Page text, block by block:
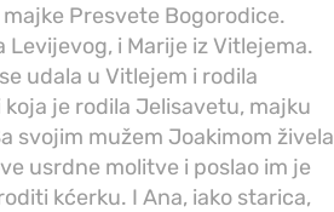
Presvete Bogorodice.
i Marije iz Vitlejema.
udala u Vitlejem i rodila
je rodila Jelisavetu, majku
svojim mužem Joakimom živela
usrdne molitve i poslao im je
kćerku. I Ana, iako starica,